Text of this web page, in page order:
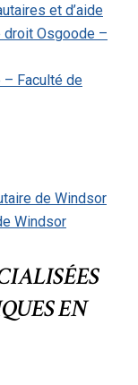
et d’aide
droit Osgoode –
Faculté de
de Windsor
Windsor
EN